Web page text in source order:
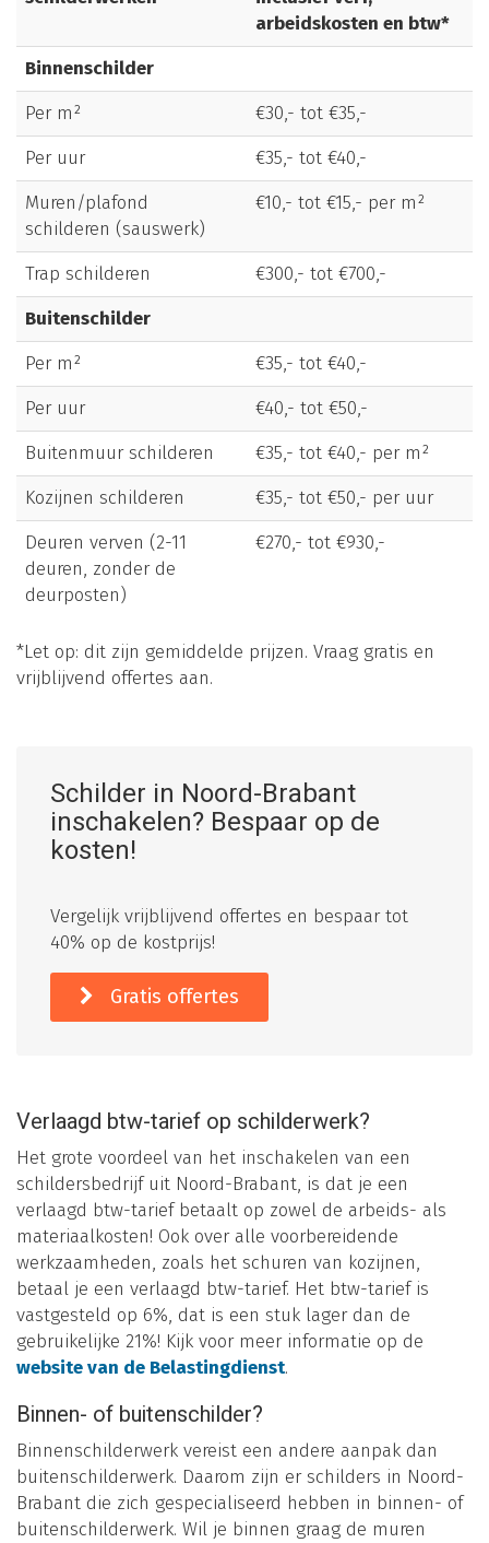
arbeidskosten en btw*
Binnenschilder
Per m²
€30,- tot €35,-
Per uur
€35,- tot €40,-
Muren/plafond
schilderen (sauswerk)
€10,- tot €15,- per m²
Trap schilderen
€300,- tot €700,-
Buitenschilder
Per m²
€35,- tot €40,-
Per uur
€40,- tot €50,-
Buitenmuur schilderen
€35,- tot €40,- per m²
Kozijnen schilderen
€35,- tot €50,- per uur
Deuren verven (2-11
deuren, zonder de
deurposten)
€270,- tot €930,-
*Let op: dit zijn gemiddelde prijzen. Vraag gratis en
vrijblijvend offertes aan.
Schilder in Noord-Brabant
inschakelen? Bespaar op de
kosten!
Vergelijk vrijblijvend offertes en bespaar tot
40% op de kostprijs!
Gratis offertes
Verlaagd btw-tarief op schilderwerk?
Het grote voordeel van het inschakelen van een
schildersbedrijf uit Noord-Brabant, is dat je een
verlaagd btw-tarief betaalt op zowel de arbeids- als
materiaalkosten! Ook over alle voorbereidende
werkzaamheden, zoals het schuren van kozijnen,
betaal je een verlaagd btw-tarief. Het btw-tarief is
vastgesteld op 6%, dat is een stuk lager dan de
gebruikelijke 21%! Kijk voor meer informatie op de
website van de Belastingdienst.
Binnen- of buitenschilder?
Binnenschilderwerk vereist een andere aanpak dan
buitenschilderwerk. Daarom zijn er schilders in Noord-
Brabant die zich gespecialiseerd hebben in binnen- of
buitenschilderwerk. Wil je binnen graag de muren